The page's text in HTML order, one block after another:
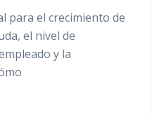
para el crecimiento de
el nivel de
y la